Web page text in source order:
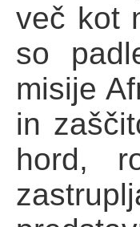
več kot
so
misije
in
hord,